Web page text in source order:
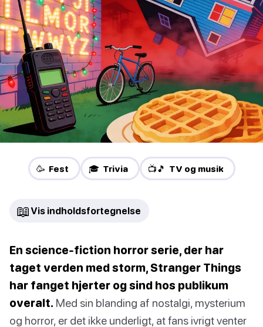
🥳 Fest 🎓 Trivia 📺🎵 TV og musik
📖 Vis indholdsfortegnelse
En science-fiction horror serie, der har
taget verden med storm, Stranger Things
har fanget hjerter og sind hos publikum
overalt. Med sin blanding af nostalgi, mysterium
og horror, er det ikke underligt, at fans ivrigt venter